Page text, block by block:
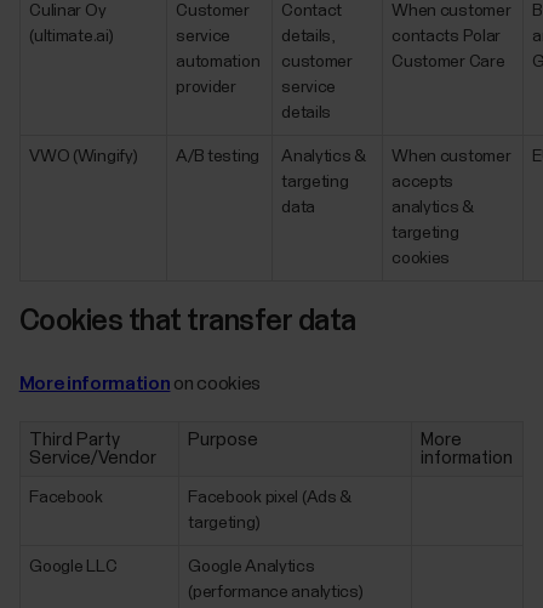
Culinar Oy
(ultimate.ai)
Customer
service
automation
provider
Contact
details,
customer
service
details
When customer
contacts Polar
Customer Care
VWO (Wingify) A/B testing
Analytics &
targeting
data
When customer
accepts
analytics &
targeting
cookies
Cookies that transfer data
More information on cookies
Third Party
Service/Vendor
Purpose
More
information
Facebook
Facebook pixel (Ads &
targeting)
Google LLC
Google Analytics
(performance analytics)